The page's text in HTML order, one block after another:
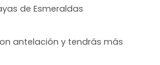
de Esmeraldas
antelación y tendrás más